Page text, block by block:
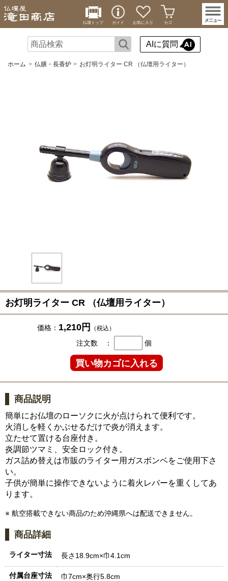
仏壇トップ ガイド お気に入り カゴ
AIに質問
ホーム 仏膳・長香炉 お灯明ライター CR （仏壇用ライター）
お灯明ライター CR （仏壇用ライター）
価格： 1,210円 （税込）
注文数 ： 個
商品説明
簡単にお仏壇のローソクに火が点けられて便利です。
火消しを軽くかぶせるだけで炎が消えます。
立たせて置ける台座付き。
炎調節ツマミ、安全ロック付き。
ガス詰め替えは市販のライター用ガスボンベをご使用下さ
い。
子供が簡単に操作できないように着火レバーを重くしてあ
ります。
※ 航空搭載できない商品のため沖縄県へは配送できません。
商品詳細
ライター寸法 長さ18.9cm×巾4.1cm
付属台座寸法 巾7cm×奥行5.8cm